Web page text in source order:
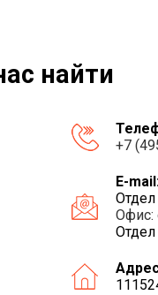
найти
+7
E-
Офис: